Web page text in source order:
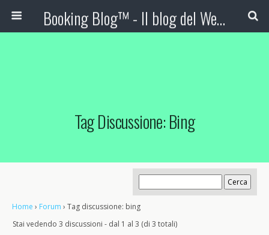
Booking Blog™ - Il blog del Web Marketing Turistico
Tag Discussione: Bing
Home › Forum › Tag discussione: bing
Stai vedendo 3 discussioni - dal 1 al 3 (di 3 totali)